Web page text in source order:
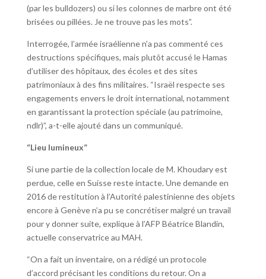
(par les bulldozers) ou si les colonnes de marbre ont été
brisées ou pillées. Je ne trouve pas les mots”.
Interrogée, l’armée israélienne n’a pas commenté ces
destructions spécifiques, mais plutôt accusé le Hamas
d’utiliser des hôpitaux, des écoles et des sites
patrimoniaux à des fins militaires. “Israël respecte ses
engagements envers le droit international, notamment
en garantissant la protection spéciale (au patrimoine,
ndlr)”, a-t-elle ajouté dans un communiqué.
“Lieu lumineux”
Si une partie de la collection locale de M. Khoudary est
perdue, celle en Suisse reste intacte. Une demande en
2016 de restitution à l’Autorité palestinienne des objets
encore à Genève n’a pu se concrétiser malgré un travail
pour y donner suite, explique à l’AFP Béatrice Blandin,
actuelle conservatrice au MAH.
“On a fait un inventaire, on a rédigé un protocole
d’accord précisant les conditions du retour. On a